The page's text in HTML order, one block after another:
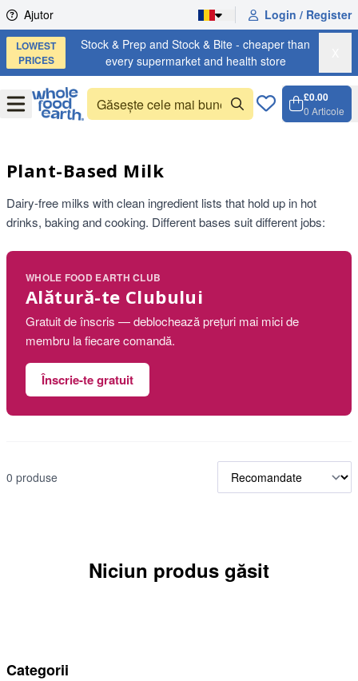
Skip to content
Ajutor Login / Register
LOWEST
PRICES
Stock & Prep and Stock & Bite - cheaper than
every supermarket and health store
OpenMenu
£0.00
0 Articole
Plant-Based Milk
Dairy-free milks with clean ingredient lists that hold up in hot
drinks, baking and cooking. Different bases suit different jobs:
WHOLE FOOD EARTH CLUB
Alătură-te Clubului
Gratuit de înscris — deblochează prețuri mai mici de
membru la fiecare comandă.
Înscrie-te gratuit
Categorii
0 produse
Niciun produs găsit